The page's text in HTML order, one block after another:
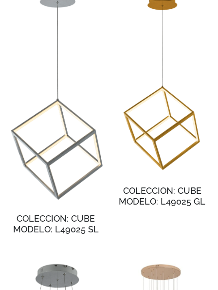
COLECCION: CUBE
MODELO: L49025 SL
COLECCION: CUBE
MODELO: L49025 GL